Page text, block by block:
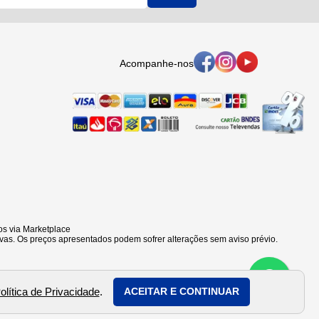
Acompanhe-nos
via Marketplace
Os preços apresentados podem sofrer alterações sem aviso prévio.
de Privacidade. ACEITAR E CONTINUAR